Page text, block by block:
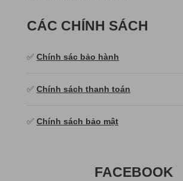
CÁC CHÍNH SÁCH
✅ Chính sác bảo hành
✅ Chính sách thanh toán
✅ Chính sách bảo mật
FACEBOOK